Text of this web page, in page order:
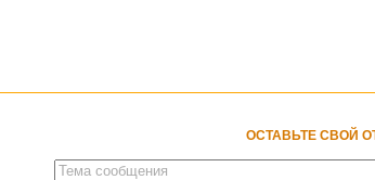
ОСТАВЬТЕ СВОЙ